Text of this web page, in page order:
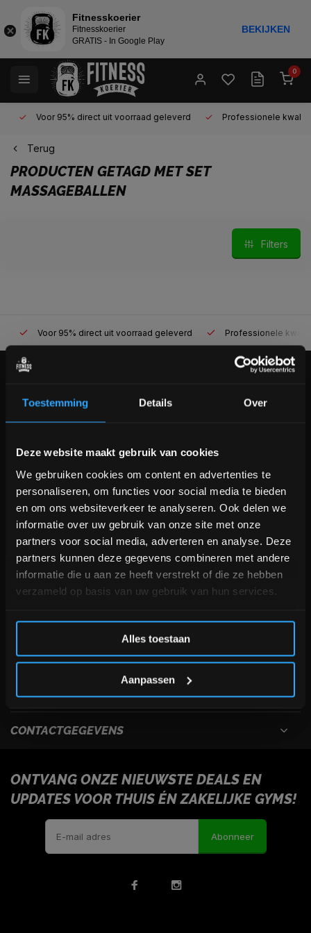
Toestemming Details Over
Deze website maakt gebruik van cookies
We gebruiken cookies om content en advertenties te
personaliseren, om functies voor social media te bieden
en om ons websiteverkeer te analyseren. Ook delen we
informatie over uw gebruik van onze site met onze
partners voor social media, adverteren en analyse. Deze
partners kunnen deze gegevens combineren met andere
informatie die u aan ze heeft verstrekt of die ze hebben
verzameld op basis van uw gebruik van hun services.
Alles toestaan
Aanpassen
0
Voor 95% direct uit voorraad geleverd Professionele
Terug
PRODUCTEN GETAGD MET SET
MASSAGEBALLEN
Filters
Voor 95% direct uit voorraad geleverd Professionele
Veelgestelde vragen
+31 (0)24 645 1309
USEFULL LINKS
INFORMATIE
CONTACTGEGEVENS
ONTVANG ONZE NIEUWSTE DEALS EN
UPDATES VOOR THUIS ÉN ZAKELIJKE GYMS!
Abonneer
Bam! 5% korting op je volgende
Schrijf je in voor onze nieuwsbrief om op de hoogte te
blijven over onze nieuwe producten, deals en meer
interessante info. Ontvang 5% korting op je eerstvolgende
aankoop! 😀
Inschrijven
*Verzendkosten vallen buiten de korting
Fitnesskoerier
Fitnesskoerier
GRATIS - In Google Play
BEKIJKEN